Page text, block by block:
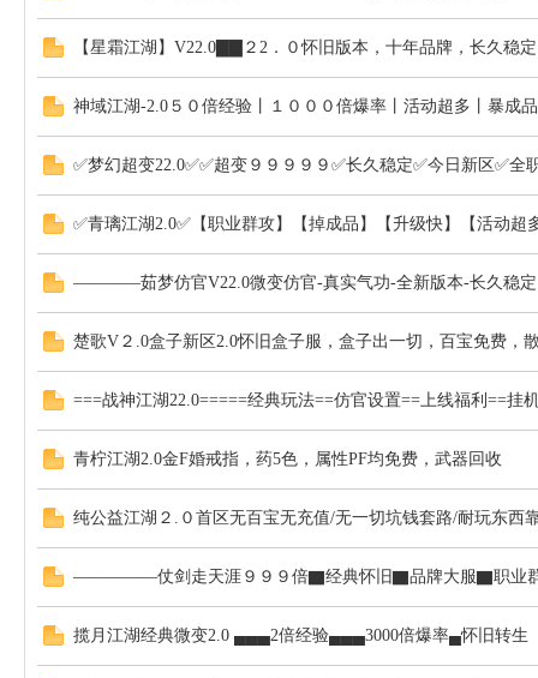
【星霜江湖】V22.0▇▇２2．０怀旧版本，十年品牌，长久
神域江湖-2.0５０倍经验丨１０００倍爆率丨活动超多丨暴成品
✅梦幻超变22.0✅✅超变９９９９９✅长久稳定✅今日新区✅全
✅青璃江湖2.0✅【职业群攻】【掉成品】【升级快】【活动超
————茹梦仿官V22.0微变仿官-真实气功-全新版本-长久稳定
楚歌V２.0盒子新区2.0怀旧盒子服，盒子出一切，百宝免费，
===战神江湖22.0=====经典玩法==仿官设置==上线福利==挂
青柠江湖2.0金F婚戒指，药5色，属性PF均免费，武器回收
纯公益江湖２.０首区无百宝无充值/无一切坑钱套路/耐玩东西
—————仗剑走天涯９９９倍▇经典怀旧▇品牌大服▇职业
揽月江湖经典微变2.0 ▄▄▄2倍经验▄▄▄3000倍爆率▄怀旧转生